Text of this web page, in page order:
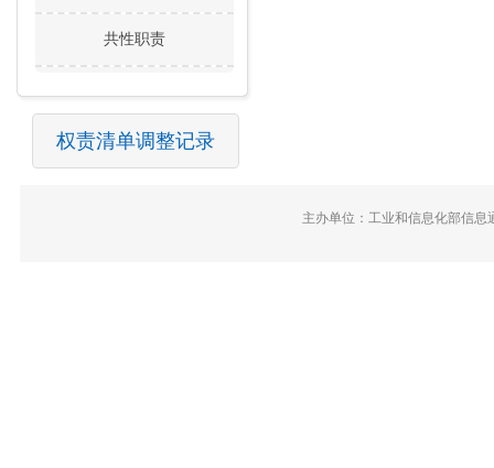
共性职责
权责清单调整记录
主办单位：工业和信息化部信